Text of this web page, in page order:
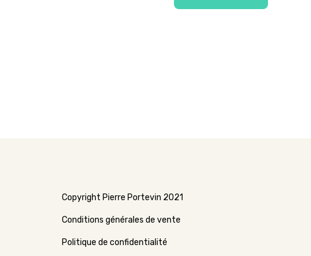
Copyright Pierre Portevin 2021
Conditions générales de vente
Politique de confidentialité